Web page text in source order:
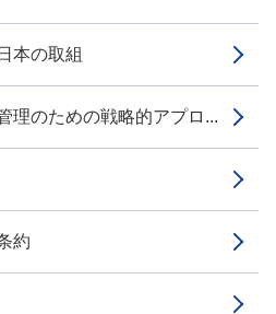
本の取組
のための戦略的アプロ...
約